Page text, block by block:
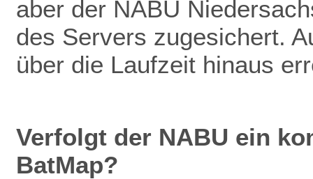
aber der NABU
des Servers zugesichert.
über die Laufzeit hinaus
Verfolgt der NABU ein
BatMap?